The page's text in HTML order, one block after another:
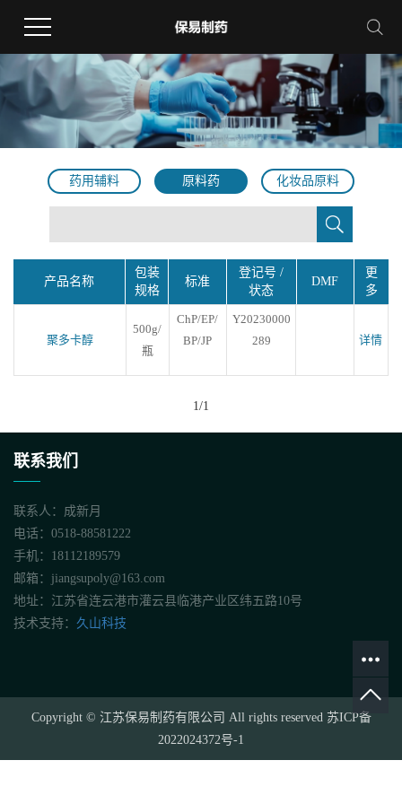
药用辅料 原料药 化妆品原料
产品名称
包装
规格
标准
登记号 /
状态
DMF
更
多
聚多卡醇
500g/
瓶
ChP/EP/
BP/JP
Y20230000
289
详情
1/1
联系我们
联系人：成新月
电话： 0518-88581222
手机：18112189579
邮箱：jiangsupoly@163.com
地址：江苏省连云港市灌云县临港产业区纬五路10号
技术支持： 久山科技
Copyright © 江苏保易制药有限公司 All rights reserved 苏ICP备
2022024372号-1